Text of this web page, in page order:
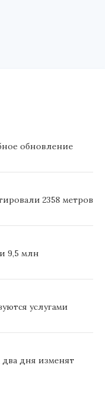
обновление
2358 метров
9,5 млн
услугами
дня изменят